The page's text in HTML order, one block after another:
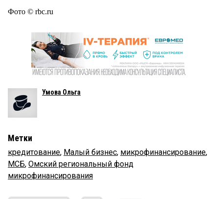
Фото © rbc.ru
Умова Ольга
Метки
кредитование, Малый бизнес, микрофинансирование,
МСБ, Омский региональный фонд
микрофинансирования